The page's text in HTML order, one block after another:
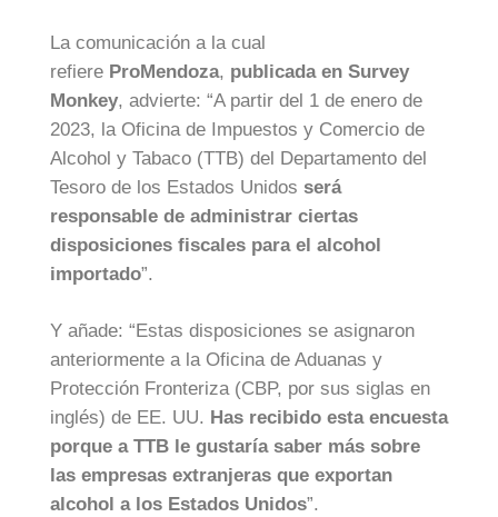
La comunicación a la cual
refiere ProMendoza, publicada en Survey
Monkey, advierte: “A partir del 1 de enero de
2023, la Oficina de Impuestos y Comercio de
Alcohol y Tabaco (TTB) del Departamento del
Tesoro de los Estados Unidos será
responsable de administrar ciertas
disposiciones fiscales para el alcohol
importado”.
Y añade: “Estas disposiciones se asignaron
anteriormente a la Oficina de Aduanas y
Protección Fronteriza (CBP, por sus siglas en
inglés) de EE. UU. Has recibido esta encuesta
porque a TTB le gustaría saber más sobre
las empresas extranjeras que exportan
alcohol a los Estados Unidos”.